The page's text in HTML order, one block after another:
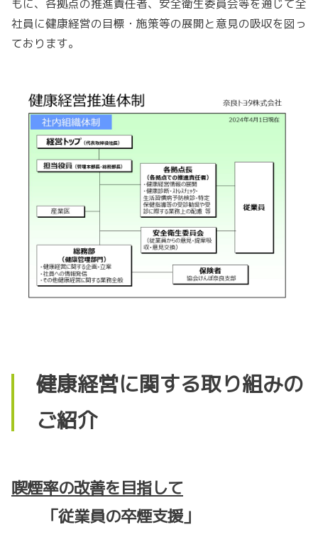
もに、各拠点の推進責任者、安全衛生委員会等を通じて全
社員に健康経営の目標・施策等の展開と意見の吸収を図っ
ております。
健康経営に関する取り組みの
ご紹介
喫煙率の改善を目指して
「従業員の卒煙支援」